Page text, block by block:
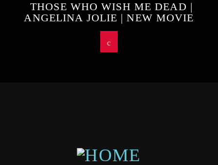
THOSE WHO WISH ME DEAD |
ANGELINA JOLIE | NEW MOVIE